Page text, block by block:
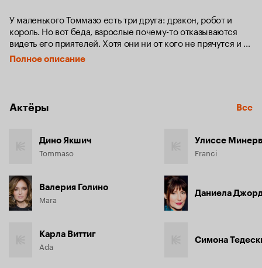
У маленького Томмазо есть три друга: дракон, робот и
король. Но вот беда, взрослые почему-то отказываются
видеть его приятелей. Хотя они ни от кого не прячутся и
разгуливают средь бела дня так же свободно, как и ночью.
И только юная Мара, которой вечно занятые папа с мамой
классная. С ней мальчику даже не хочется смотреть на
«маленькие огоньки», которые он так любит зажигать
Мары есть очень неприятный и грубый друг, которого
Томмазо совсем не любит и очень бы хотел, чтобы тот
исчез навсегда из жизни девушки…
Полное описание
Актёры Все
Дино Якшич
Tommaso
Валерия Голино
Mara
Карла Виттиг
Ada
Улиссе
Franci
Даниела
Симона